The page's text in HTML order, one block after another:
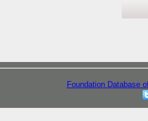
Foundation Database